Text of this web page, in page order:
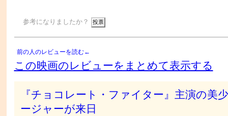
参考になりましたか？
前の人のレビューを読む←
この映画のレビューをまとめて表示する
『チョコレート・ファイター』主演の美
ージャーが来日